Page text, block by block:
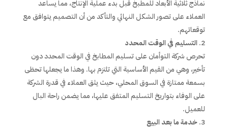
نماذج ثلاثية الأبعاد للمطبخ قبل بدء عملية الإنتاج، مما يساعد
العملاء على تصور الشكل النهائي والتأكد من أن التصميم يتوافق مع
توقعاتهم.
التسليم في الوقت المحدد
تحرص شركة التوأمان على تسليم المطابخ في الوقت المحدد دون
تأخير، وهي من القيم الأساسية التي تلتزم بها. وهذا ما يجعلها تحظى
بسمعة ممتازة في السوق المحلي، حيث يثق العملاء في قدرة الشركة
على الوفاء بتواريخ التسليم المتفق عليها، مما يضمن راحة البال
للعميل.
خدمة ما بعد البيع